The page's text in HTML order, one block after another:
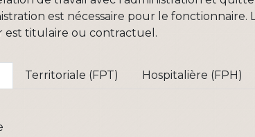
est nécessaire pour le
est titulaire ou contractuel.
Territoriale (FPT) Hospitalière (FPH)